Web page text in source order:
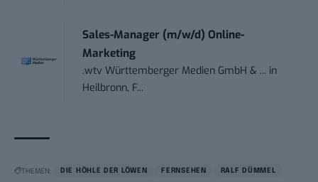
Sales-Manager (m/w/d) Online-
Marketing
.wtv Württemberger Medien GmbH & ... in
Heilbronn, F...
THEMEN: DIE HÖHLE DER LÖWEN FERNSEHEN RALF DÜMMEL